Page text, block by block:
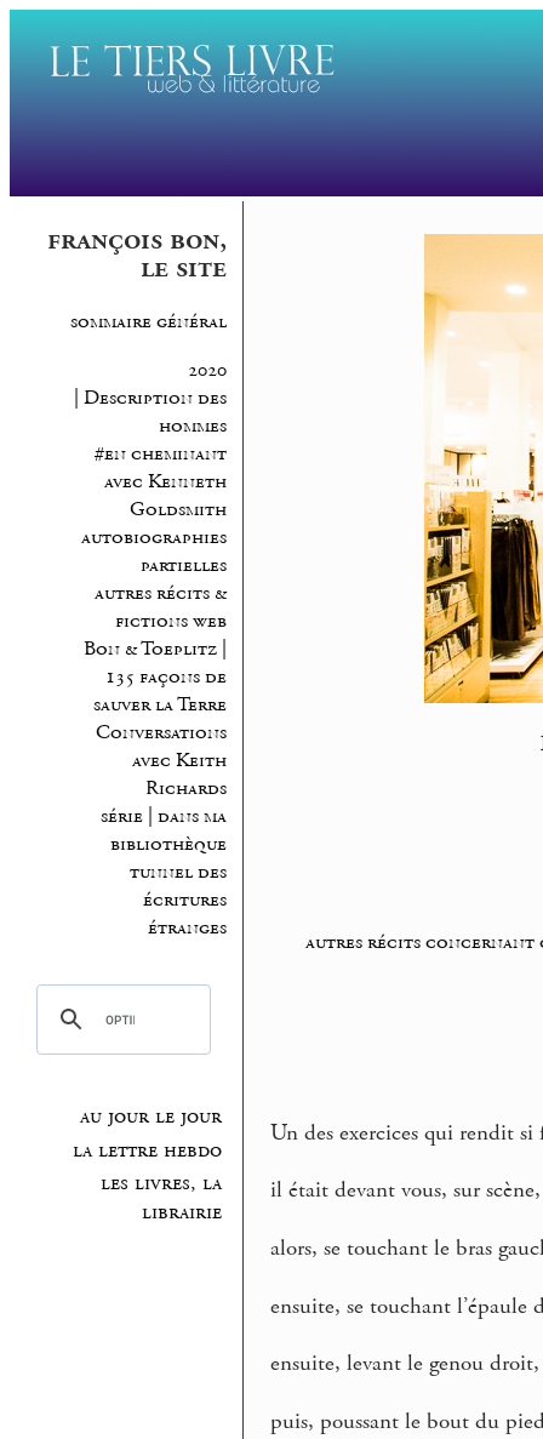
françois bon,
le site
sommaire général
2020
| Description des
hommes
#en cheminant
avec Kenneth
Goldsmith
autobiographies
partielles
autres récits &
fictions web
Bon & Toeplitz |
135 façons de
sauver la Terre
Conversations
avec Keith
Richards
série | dans ma
bibliothèque
tunnel des
écritures
étranges
au jour le jour
la lettre hebdo
les livres, la
librairie
autres récits concernant
Un des exercices qui rendit
il était devant vous, sur
alors, se touchant le bras
ensuite, se touchant
ensuite, levant le genou
puis, poussant le bout du